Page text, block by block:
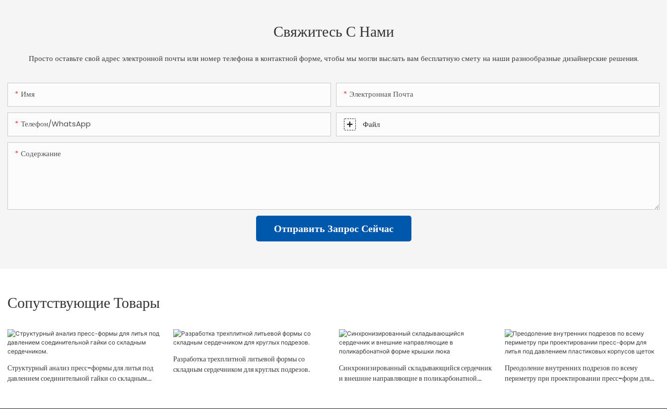
Свяжитесь С Нами
Просто оставьте свой адрес электронной почты или номер телефона в контактной форме, чтобы мы могли выслать вам бесплатную смету на наши разнообразные дизайнерские решения.
Имя Электронная Почта
Телефон/WhatsApp Файл
Содержание
Отправить Запрос Сейчас
Сопутствующие Товары
Структурный анализ пресс-формы для литья под
давлением соединительной гайки со складным
Разработка трехплитной литьевой формы со
складным сердечником для круглых подрезов.
Синхронизированный складывающийся сердечник
и внешние направляющие в поликарбонатной
Преодоление внутренних подрезов по всему
периметру при проектировании пресс-форм для